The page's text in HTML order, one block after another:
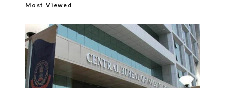
Most Viewed